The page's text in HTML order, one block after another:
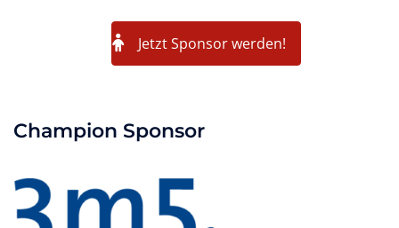
Jetzt Sponsor werden!
Champion Sponsor